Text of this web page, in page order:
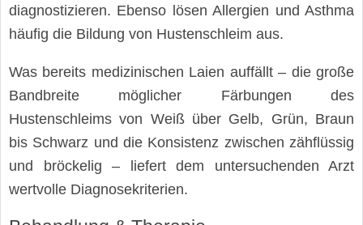
diagnostizieren. Ebenso lösen Allergien und Asthma
häufig die Bildung von Hustenschleim aus.
Was bereits medizinischen Laien auffällt – die große
Bandbreite möglicher Färbungen des
Hustenschleims von Weiß über Gelb, Grün, Braun
bis Schwarz und die Konsistenz zwischen zähflüssig
und bröckelig – liefert dem untersuchenden Arzt
wertvolle Diagnosekriterien.